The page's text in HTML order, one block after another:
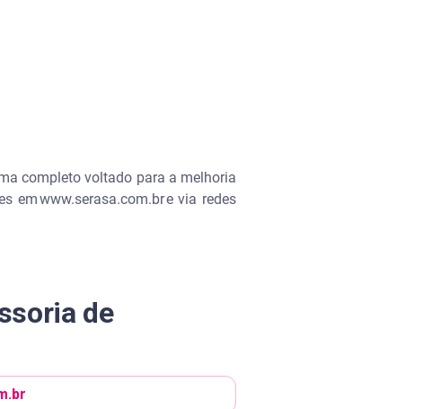
completo voltado para a melhoria
em www.serasa.com.br e via redes
de